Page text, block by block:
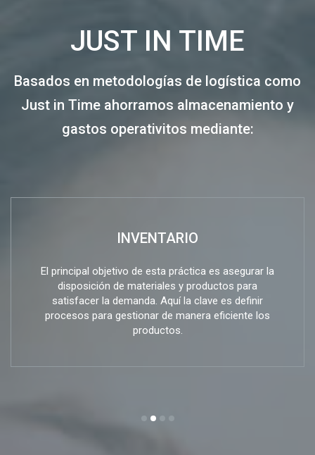
JUST IN TIME
Basados en metodologías de logística como
Just in Time ahorramos almacenamiento y
gastos operativitos mediante:
INVENTARIO
El principal objetivo de esta práctica es asegurar la
disposición de materiales y productos para
satisfacer la demanda. Aquí la clave es definir
procesos para gestionar de manera eficiente los
productos.